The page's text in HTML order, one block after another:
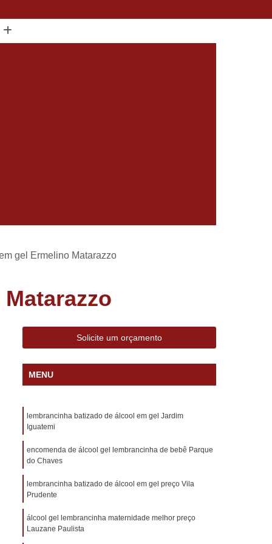
Personalizado
Bem Nascidos Batizado
na Caixinha
Bem Nascidos na Fralda
Bem Nascidos para Maternidade
Charuto de Chocolate Belga
Charuto de Chocolate de Maternidade
de Maternidade
Charuto de Chocolate Lembrancinha
Charuto de Chocolate para Maternidade
Charuto de Chocolate Personalizado
Lembrancinha de Casamento Barata
Casamento Personalizada
Lembrancinhas de Casamento Diferentes
gel Ermelino Matarazzo
Solicite um orçamento
MENU
lembrancinha batizado de álcool em gel Jardim
Iguatemi
encomenda de álcool gel lembrancinha de bebê Parque
do Chaves
lembrancinha batizado de álcool em gel preço Vila
Prudente
álcool gel lembrancinha maternidade melhor preço
Lauzane Paulista